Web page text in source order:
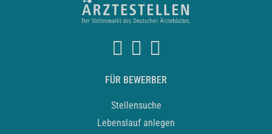
FÜR BEWERBER
Stellensuche
Lebenslauf anlegen